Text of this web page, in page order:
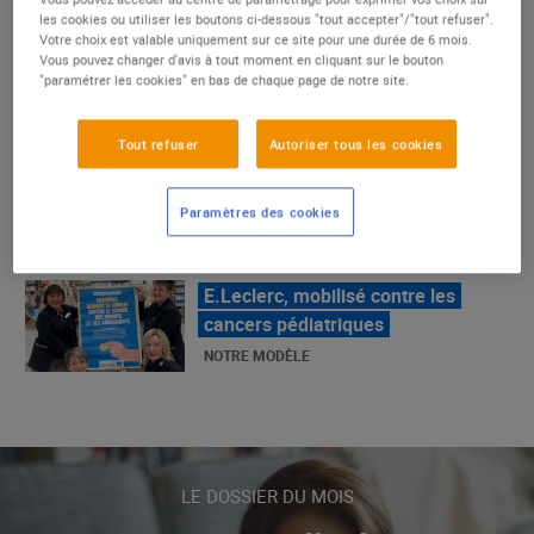
un succès
NOTRE MODÈLE
E.Leclerc, mobilisé contre les
cancers pédiatriques
LE MOUVEMENT E.LECLERC ET
SES COMBATS
NOTRE MODÈLE
« Repérage » - La nouvelle revue de
tendances de Marque Repère
ALIMENTATION DE QUALITÉ
LE DOSSIER DU MOIS
les cookies ou utiliser les boutons ci-dessous "tout accepter"/"tout refuser".
Votre choix est valable uniquement sur ce site pour une durée de 6 mois.
Vous pouvez changer d'avis à tout moment en cliquant sur le bouton
"paramétrer les cookies" en bas de chaque page de notre site.
Tout refuser Autoriser tous les cookies
Paramètres des cookies